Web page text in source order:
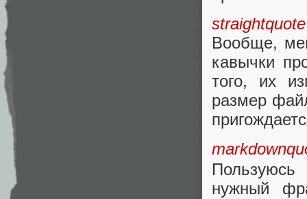
straightquote
Вообще,
кавычки
того, их
размер
нужный